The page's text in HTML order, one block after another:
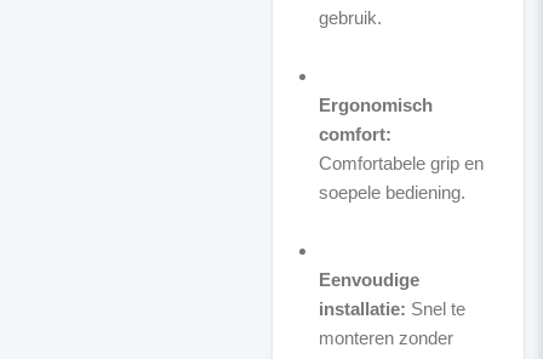
gebruik.
Ergonomisch
comfort:
Comfortabele grip en
soepele bediening.
Eenvoudige
installatie: Snel te
monteren zonder